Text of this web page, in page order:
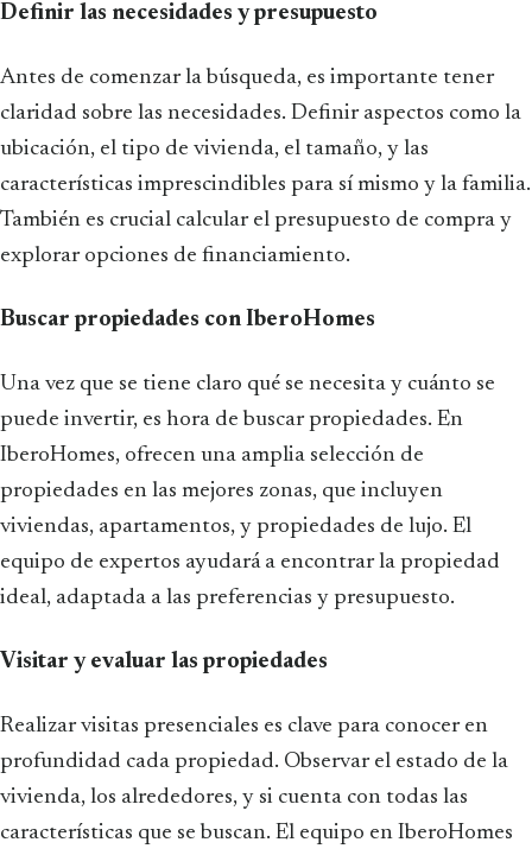
Definir las necesidades y presupuesto
Antes de comenzar la búsqueda, es importante tener
claridad sobre las necesidades. Definir aspectos como la
ubicación, el tipo de vivienda, el tamaño, y las
características imprescindibles para sí mismo y la familia.
También es crucial calcular el presupuesto de compra y
explorar opciones de financiamiento.
Buscar propiedades con IberoHomes
Una vez que se tiene claro qué se necesita y cuánto se
puede invertir, es hora de buscar propiedades. En
IberoHomes, ofrecen una amplia selección de
propiedades en las mejores zonas, que incluyen
viviendas, apartamentos, y propiedades de lujo. El
equipo de expertos ayudará a encontrar la propiedad
ideal, adaptada a las preferencias y presupuesto.
Visitar y evaluar las propiedades
Realizar visitas presenciales es clave para conocer en
profundidad cada propiedad. Observar el estado de la
vivienda, los alrededores, y si cuenta con todas las
características que se buscan. El equipo en IberoHomes